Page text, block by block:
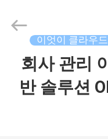
Copyright
corporate
Reserved.
이엇이 클라우
회사 관리
반 솔루션